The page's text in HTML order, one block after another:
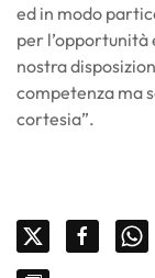
ed in modo
per l’opportunità
nostra
competenza ma
cortesia”.